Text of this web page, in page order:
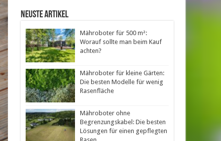
neuste Artikel
Mähroboter für 500 m²:
Worauf sollte man beim Kauf
achten?
Mähroboter für kleine Gärten:
Die besten Modelle für wenig
Rasenfläche
Mähroboter ohne
Begrenzungskabel: Die besten
Lösungen für einen gepflegten